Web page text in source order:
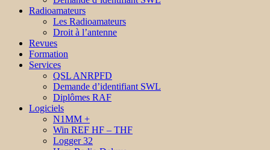
Radioamateurs
Les Radioamateurs
Droit à l’antenne
Revues
Formation
Services
QSL ANRPFD
Demande d’identifiant SWL
Diplômes RAF
Logiciels
N1MM +
Win REF HF – THF
Logger 32